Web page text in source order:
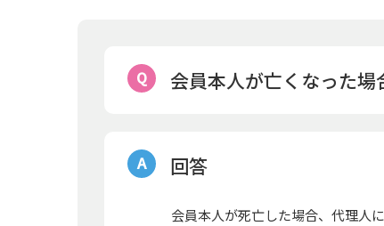
会員本人が亡くなった場
回答
会員本人が死亡した場合、代理人